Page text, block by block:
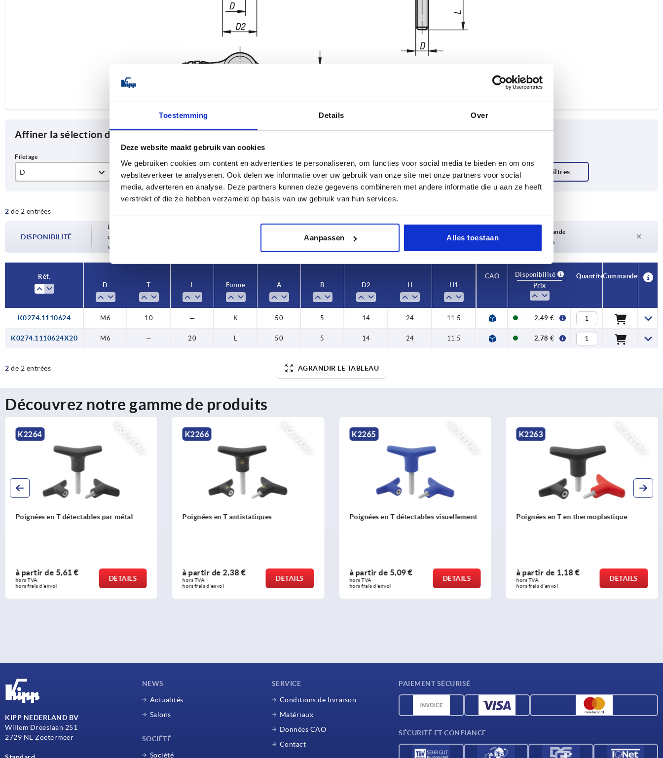
Toestemming Details Over
Deze website maakt gebruik van cookies
We gebruiken cookies om content en advertenties te personaliseren, om functies voor social media te bieden en om ons
websiteverkeer te analyseren. Ook delen we informatie over uw gebruik van onze site met onze partners voor social
media, adverteren en analyse. Deze partners kunnen deze gegevens combineren met andere informatie die u aan ze heeft
verstrekt of die ze hebben verzameld op basis van uw gebruik van hun services.
Aanpassen Alles toestaan
Affiner la sélection des articles
D
10
L
20
Forme
K
A
50
2 de 2 entrées
DISPONIBILITÉ
Les disponibilités sont mises à jour plusieurs fois par jour à intervalles réguliers. La date
d’expédition confirmée vous est communiquée à l’étape finale, avant la finalisation de
votre commande.
Délai de livraison sur demande
Actuellement pas en stock
Réf.
D
T L Forme A B D2 H H1
CAO
Disponibilité
Prix
QuantitéCommander
K0274.1110624 M6 10 — K 50 5 14 24 11,5 2,49 €
K0274.1110624X20 M6 — 20 L 50 5 14 24 11,5 2,78 €
2 de 2 entrées AGRANDIR LE TABLEAU
Découvrez notre gamme de produits
NOUVEAU
K2264
Poignées en T détectables par métal
à partir de 5,61 €
hors TVA
hors frais d’envoi
DÉTAILS
NOUVEAU
K2266
Poignées en T antistatiques
à partir de 2,38 €
hors TVA
hors frais d’envoi
DÉTAILS
NOUVEAU
K2265
Poignées en T détectables visuellement
à partir de 5,09 €
hors TVA
hors frais d’envoi
DÉTAILS
NOUVEAU
K2263
Poignées en T en thermoplastique
à partir de 1,18 €
hors TVA
hors frais d’envoi
DÉTAILS
KIPP NEDERLAND BV
Willem Dreeslaan 251
2729 NE Zoetermeer
NEWS
Actualités
Salons
SOCIÉTÉ
Société
SERVICE
Conditions de livraison
Matériaux
Données CAO
Contact
PAIEMENT SÉCURISÉ
SÉCURITÉ ET CONFIANCE